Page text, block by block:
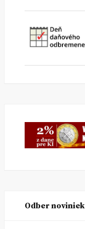
Odber noviniek